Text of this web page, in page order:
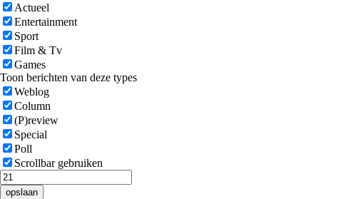
Actueel
Entertainment
Sport
Film & Tv
Games
Toon berichten van deze types
Weblog
Column
(P)review
Special
Poll
Scrollbar gebruiken
opslaan